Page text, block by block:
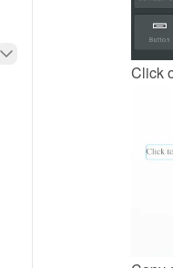
Click